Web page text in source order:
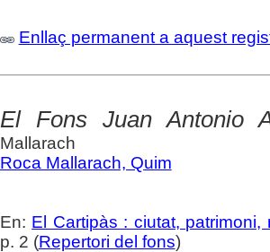
Enllaç permanent a aquest
El Fons Juan Antonio
Mallarach
Roca Mallarach, Quim
En: El Cartipàs : ciutat, patrimoni,
p. 2 (Repertori del fons)